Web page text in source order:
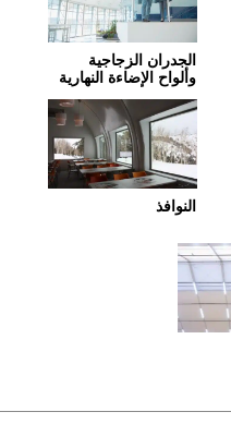
الجدران الزجاجية
وألواح الإضاءة النهارية
النوافذ